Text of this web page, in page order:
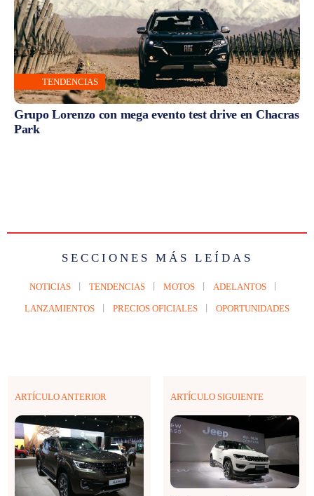
TENDENCIAS
Grupo Lorenzo con mega evento test drive en Chacras
Park
SECCIONES MÁS LEÍDAS
NOTICIAS TENDENCIAS MOTOS ADELANTOS
LANZAMIENTOS PRECIOS OFICIALES OPORTUNIDADES
ARTÍCULO ANTERIOR ARTÍCULO SIGUIENTE